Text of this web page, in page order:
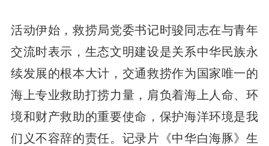
活动伊始，救捞局党委书记时骏同志在与青年
交流时表示，生态文明建设是关系中华民族永
续发展的根本大计，交通救捞作为国家唯一的
海上专业救助打捞力量，肩负着海上人命、环
境和财产救助的重要使命，保护海洋环境是我
们义不容辞的责任。记录片《中华白海豚》生